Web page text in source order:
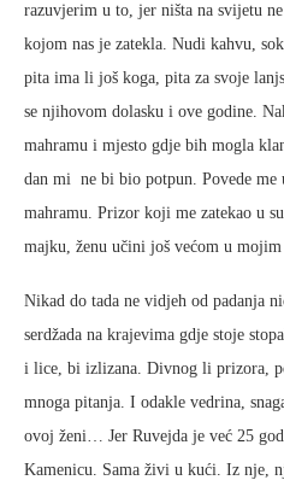
razuvjerim u to, jer ništa na svijetu
kojom nas je zatekla. Nudi kahvu,
pita ima li još koga, pita za svoje
se njihovom dolasku i ove godine.
mahramu i mjesto gdje bih mogla
dan mi ne bi bio potpun. Povede me
mahramu. Prizor koji me zatekao u
majku, ženu učini još većom u mojim
Nikad do tada ne vidjeh od padanja
serdžada na krajevima gdje stoje
i lice, bi izlizana. Divnog li prizora,
mnoga pitanja. I odakle vedrina,
ovoj ženi… Jer Ruvejda je već 25
Kamenicu. Sama živi u kući. Iz nje,